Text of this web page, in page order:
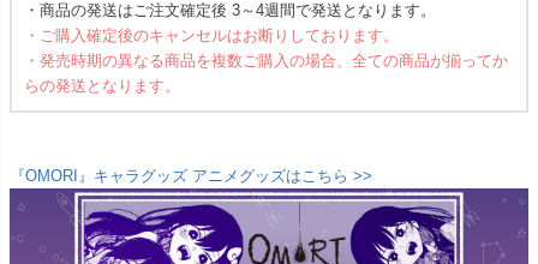
・商品の発送はご注文確定後 3～4週間で発送となります。
・ご購入確定後のキャンセルはお断りしております。
・発売時期の異なる商品を複数ご購入の場合、全ての商品が揃ってか
らの発送となります。
『OMORI』キャラグッズ アニメグッズはこちら >>